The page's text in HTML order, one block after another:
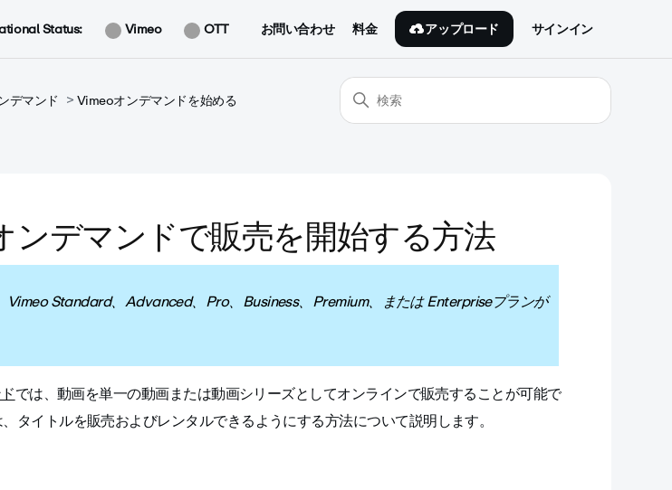
Status: Vimeo OTT お問い合わせ 料金 アップロード サインイン
デマンド Vimeoオンデマンドを始める
ンデマンドで販売を開始する方法
Vimeo Standard、Advanced、Pro、Business、Premium、または Enterpriseプランが
では、動画を単一の動画または動画シリーズとしてオンラインで販売することが可能で
タイトルを販売およびレンタルできるようにする方法について説明します。